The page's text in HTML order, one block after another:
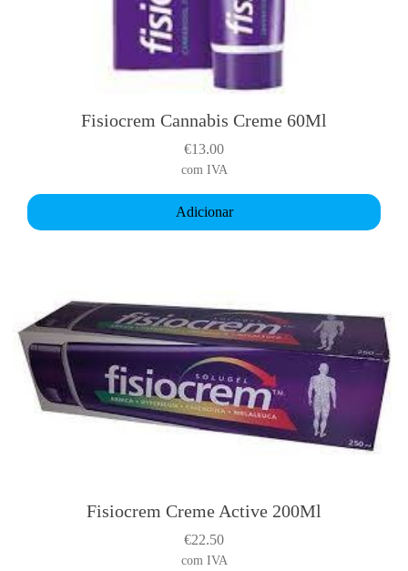
Fisiocrem Cannabis Creme 60Ml
€13.00
com IVA
Adicionar
Fisiocrem Creme Active 200Ml
€22.50
com IVA